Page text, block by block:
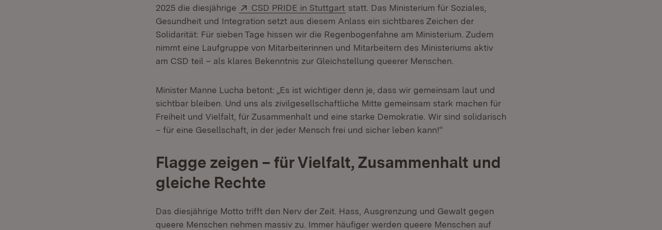
2025 die diesjährige
Extern:
CSD PRIDE in Stuttgart (Öffnet in neuem Fenster)
statt. Das Ministerium für Soziales,
Gesundheit und Integration setzt aus diesem Anlass ein sichtbares Zeichen der
Solidarität: Für sieben Tage hissen wir die Regenbogenfahne am Ministerium. Zudem
nimmt eine Laufgruppe von Mitarbeiterinnen und Mitarbeitern des Ministeriums aktiv
am CSD teil – als klares Bekenntnis zur Gleichstellung queerer Menschen.
Minister Manne Lucha betont: „Es ist wichtiger denn je, dass wir gemeinsam laut und
sichtbar bleiben. Und uns als zivilgesellschaftliche Mitte gemeinsam stark machen für
Freiheit und Vielfalt, für Zusammenhalt und eine starke Demokratie. Wir sind solidarisch
– für eine Gesellschaft, in der jeder Mensch frei und sicher leben kann!“
Flagge zeigen – für Vielfalt, Zusammenhalt und
gleiche Rechte
Das diesjährige Motto trifft den Nerv der Zeit. Hass, Ausgrenzung und Gewalt gegen
queere Menschen nehmen massiv zu. Immer häufiger werden queere Menschen auf